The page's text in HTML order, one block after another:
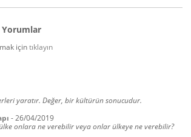
Yorumlar
içintıklayın
yaratır. Değer, bir kültürün sonucudur.
-26/04/2019
onlara ne verebilir veya onlar ülkeye ne verebilir?